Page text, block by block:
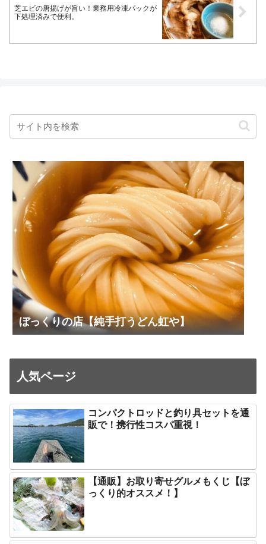
芝エビの唐揚げが旨い！業務用冷凍パックが
下処理済みで便利。
ぼっくりの店【純手打うどん虹や】
人気ページ
コンパクトロッドと釣り具セットを通
販で！携行性コスパ重視！
【通販】お取り寄せグルメもくじ【ぼ
っくり的オススメ！】